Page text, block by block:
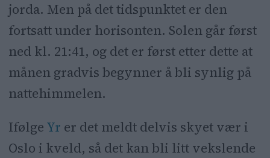
jorda. Men på det tidspunktet er den
fortsatt under horisonten. Solen går først
ned kl. 21:41, og det er først etter dette at
månen gradvis begynner å bli synlig på
nattehimmelen.
Ifølge Yr er det meldt delvis skyet vær i
Oslo i kveld, så det kan bli litt vekslende